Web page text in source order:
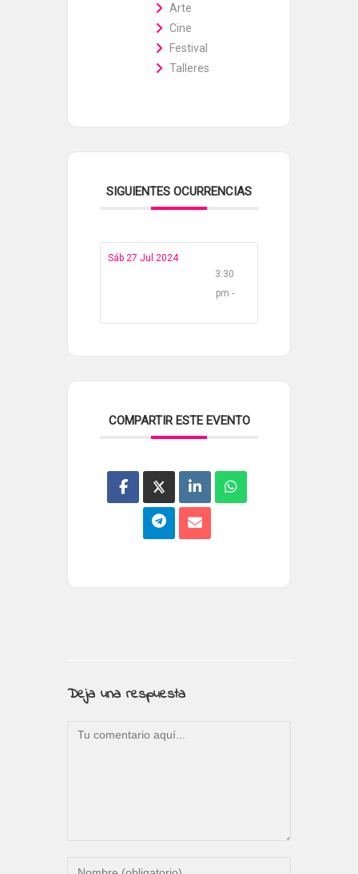
Arte
Cine
Festival
Talleres
SIGUIENTES OCURRENCIAS
Sáb 27 Jul 2024
3:30
pm -
COMPARTIR ESTE EVENTO
Deja una respuesta
Comentario
Introduce